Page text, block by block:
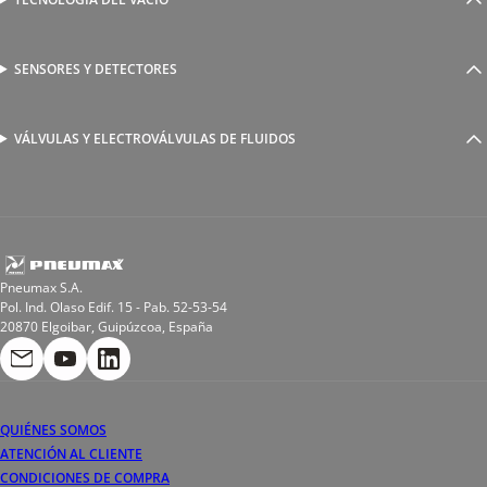
Reguladores de caudal
Racores para soldadura
Válvulas y electroválvulas
SENSORES Y DETECTORES
Detectores magnéticos
VÁLVULAS Y ELECTROVÁLVULAS DE FLUIDOS
Electroválvulas de acción directa
Bobinas
Pneumax S.A.
Pol. Ind. Olaso Edif. 15 - Pab. 52-53-54
20870 Elgoibar, Guipúzcoa, España
QUIÉNES SOMOS
ATENCIÓN AL CLIENTE
CONDICIONES DE COMPRA